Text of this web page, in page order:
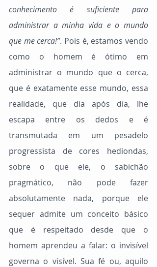
conhecimento é suficiente para
administrar a minha vida e o mundo
que me cerca!”. Pois é, estamos vendo
como o homem é ótimo em
administrar o mundo que o cerca,
que é exatamente esse mundo, essa
realidade, que dia após dia, lhe
escapa entre os dedos e é
transmutada em um pesadelo
progressista de cores hediondas,
sobre o que ele, o sabichão
pragmático, não pode fazer
absolutamente nada, porque ele
sequer admite um conceito básico
que é respeitado desde que o
homem aprendeu a falar: o invisível
governa o visível. Sua fé ou, aquilo